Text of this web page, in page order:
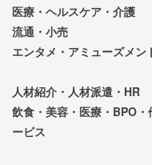
医療・ヘルスケア・介護
流通・小売
エンタメ・アミューズメン
人材紹介・人材派遣・HR
飲食・美容・医療・BPO・
ービス